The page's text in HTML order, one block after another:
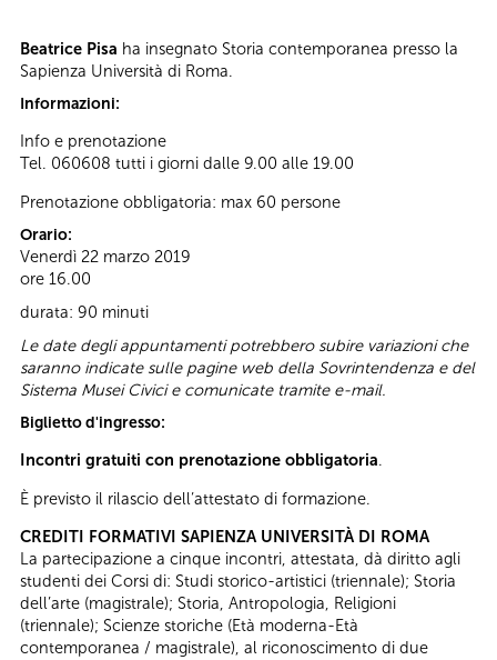
Beatrice Pisa ha insegnato Storia contemporanea presso la
Sapienza Università di Roma.
Informazioni:
Info e prenotazione
Tel. 060608 tutti i giorni dalle 9.00 alle 19.00
Prenotazione obbligatoria: max 60 persone
Orario:
Venerdì 22 marzo 2019
ore 16.00
durata: 90 minuti
Le date degli appuntamenti potrebbero subire variazioni che
saranno indicate sulle pagine web della Sovrintendenza e del
Sistema Musei Civici e comunicate tramite e-mail.
Biglietto d'ingresso:
Incontri gratuiti con prenotazione obbligatoria.
È previsto il rilascio dell’attestato di formazione.
CREDITI FORMATIVI SAPIENZA UNIVERSITÀ DI ROMA
La partecipazione a cinque incontri, attestata, dà diritto agli
studenti dei Corsi di: Studi storico-artistici (triennale); Storia
dell’arte (magistrale); Storia, Antropologia, Religioni
(triennale); Scienze storiche (Età moderna-Età
contemporanea / magistrale), al riconoscimento di due